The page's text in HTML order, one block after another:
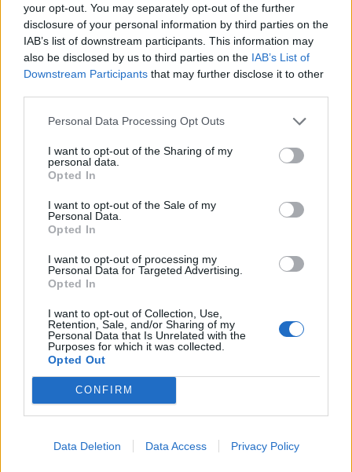
your opt-out. You may separately opt-out of the further
disclosure of your personal information by third parties on the
IAB’s list of downstream participants. This information may
also be disclosed by us to third parties on the IAB’s List of
Downstream Participants that may further disclose it to other
Personal Data Processing Opt Outs
I want to opt-out of the Sharing of my
personal data.
Opted In
I want to opt-out of the Sale of my
Personal Data.
Opted In
I want to opt-out of processing my
Personal Data for Targeted Advertising.
Opted In
I want to opt-out of Collection, Use,
Retention, Sale, and/or Sharing of my
Personal Data that Is Unrelated with the
Purposes for which it was collected.
Opted Out
CONFIRM
Data Deletion Data Access Privacy Policy
Video/ Tragjedi në Ceuta, i riu
që po tentonte të kalonte
ilegalisht nga Maroku me
parashutë bie në det dhe vdes
Esim for Global| Esim for Europe
for Asia|Esim for World Cup 2026 |Esim for Saudi